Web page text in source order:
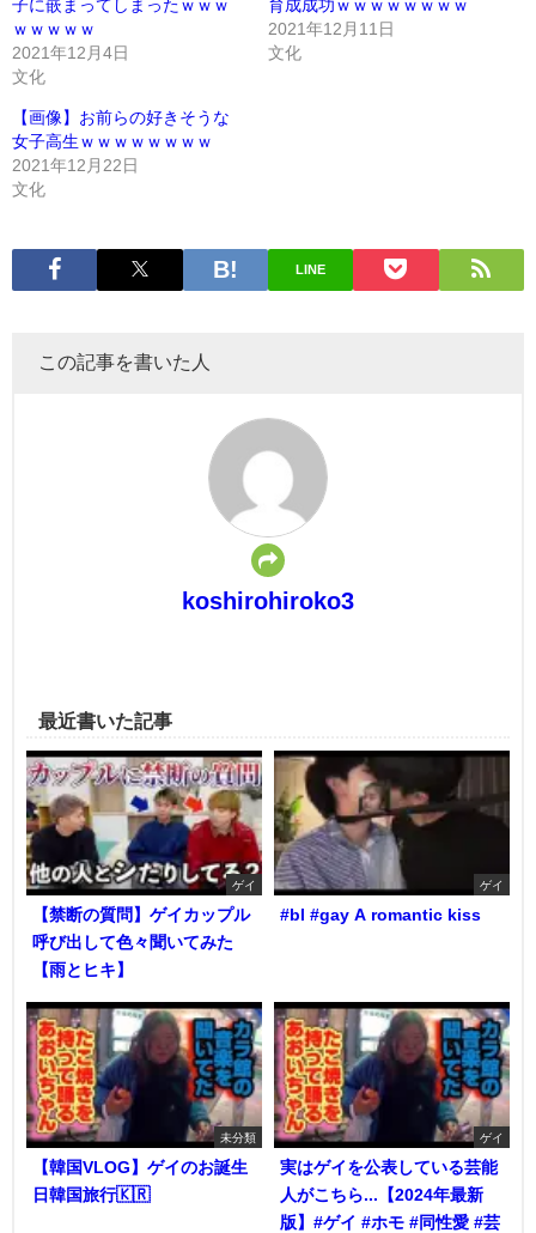
子に嵌まってしまったｗｗｗ
ｗｗｗｗｗ
2021年12月4日
文化
育成成功ｗｗｗｗｗｗｗｗ
2021年12月11日
文化
【画像】お前らの好きそうな
女子高生ｗｗｗｗｗｗｗｗ
2021年12月22日
文化
LINE
この記事を書いた人
koshirohiroko3
最近書いた記事
ゲイ
【禁断の質問】ゲイカップル
呼び出して色々聞いてみた
【雨とヒキ】
ゲイ
#bl #gay A romantic kiss
未分類
【韓国VLOG】ゲイのお誕生
日韓国旅行🇰🇷
ゲイ
実はゲイを公表している芸能
人がこちら...【2024年最新
版】#ゲイ #ホモ #同性愛 #芸